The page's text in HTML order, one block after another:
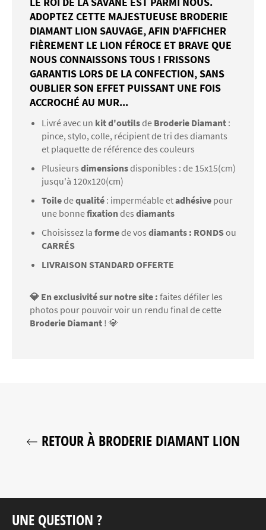
ADOPTEZ CETTE MAJESTUEUSE BRODERIE
DIAMANT LION SAUVAGE, AFIN D'AFFICHER
FIÈREMENT LE LION FÉROCE ET BRAVE QUE
NOUS CONNAISSONS TOUS ! FRISSONS
GARANTIS LORS DE LA CONFECTION, SANS
OUBLIER SON EFFET PUISSANT UNE FOIS
ACCROCHÉ AU MUR...
Livré avec un kit d'outilsde Broderie Diamant :
pince, stylo, colle, récipient de tri des diamants
et plaquette de référence des couleurs
Plusieurs dimensionsdisponibles : de 15x15(cm)
jusqu'à 120x120(cm)
Toiledequalité : imperméable etadhésive pour
une bonnefixationdes diamants
Choisissez la formede vos diamants : RONDSou
CARRÉS
LIVRAISON STANDARD OFFERTE
💎 En exclusivité sur notre site : faites défiler les
photos pour pouvoir voir un rendu final de cette
Broderie Diamant ! 💎
RETOUR À BRODERIE DIAMANT LION
UNE QUESTION ?